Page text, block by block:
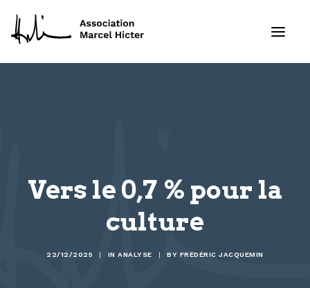
Ressources
Projets
À propos
Vers le 0,7 % pour la
culture
22/12/2025 | INANALYSE | BY FRÉDÉRIC JACQUEMIN